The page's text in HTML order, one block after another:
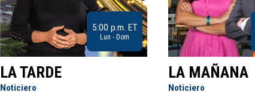
5:00 p.m. ET
Lun - Dom
LA TARDE
Noticiero
LA MAÑANA
Noticiero